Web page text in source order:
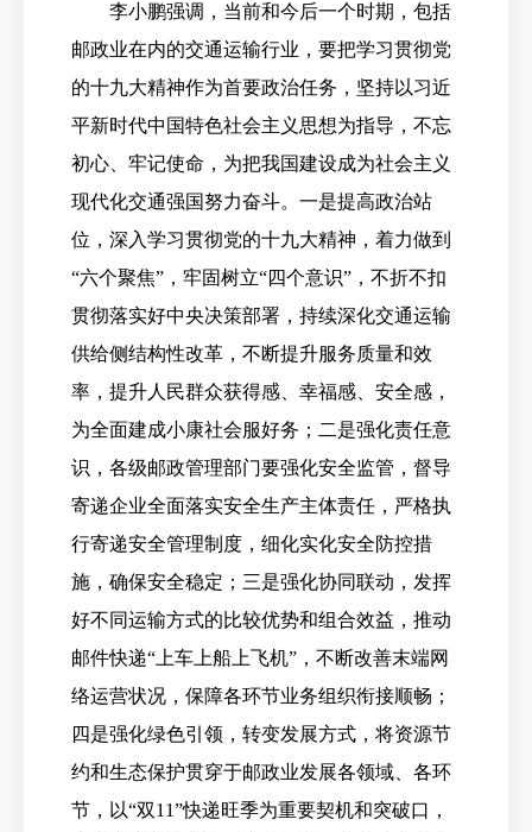
李小鹏强调，当前和今后一个时期，包括
邮政业在内的交通运输行业，要把学习贯彻党
的十九大精神作为首要政治任务，坚持以习近
平新时代中国特色社会主义思想为指导，不忘
初心、牢记使命，为把我国建设成为社会主义
现代化交通强国努力奋斗。一是提高政治站
位，深入学习贯彻党的十九大精神，着力做到
“六个聚焦”，牢固树立“四个意识”，不折不扣
贯彻落实好中央决策部署，持续深化交通运输
供给侧结构性改革，不断提升服务质量和效
率，提升人民群众获得感、幸福感、安全感，
为全面建成小康社会服好务；二是强化责任意
识，各级邮政管理部门要强化安全监管，督导
寄递企业全面落实安全生产主体责任，严格执
行寄递安全管理制度，细化实化安全防控措
施，确保安全稳定；三是强化协同联动，发挥
好不同运输方式的比较优势和组合效益，推动
邮件快递“上车上船上飞机”，不断改善末端网
络运营状况，保障各环节业务组织衔接顺畅；
四是强化绿色引领，转变发展方式，将资源节
约和生态保护贯穿于邮政业发展各领域、各环
节，以“双11”快递旺季为重要契机和突破口，